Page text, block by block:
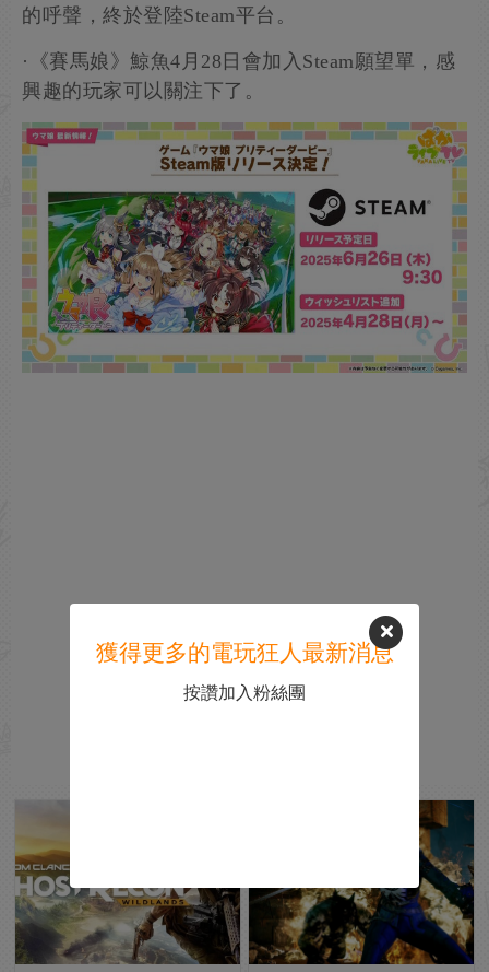
的呼聲，終於登陸Steam平台。
·《賽馬娘》鯨魚4月28日會加入Steam願望單，感
興趣的玩家可以關注下了。
獲得更多的電玩狂人最新消息
按讚加入粉絲團